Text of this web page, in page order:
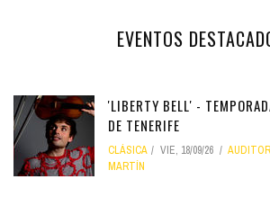
EVENTOS
'LIBERTY BELL' -
DE TENERIFE
CLÁSICA VIE, 18/09/26
MARTÍN